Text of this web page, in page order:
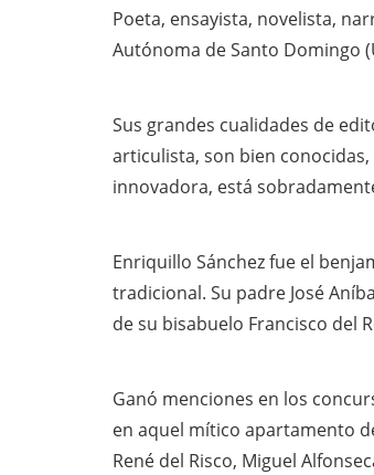
Poeta, ensayista, novelista,
Autónoma de Santo Domingo
Sus grandes cualidades de
articulista, son bien
innovadora, está
Enriquillo Sánchez fue el
tradicional. Su padre José
de su bisabuelo Francisco del
Ganó menciones en los
en aquel mítico apartamento
René del Risco, Miguel